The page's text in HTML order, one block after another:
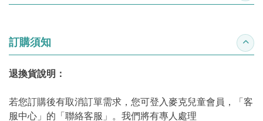
訂購須知 收合
退換貨說明：
若您訂購後有取消訂單需求，您可登入麥克兒童會員，「客
服中心」的「聯絡客服」。我們將有專人處理